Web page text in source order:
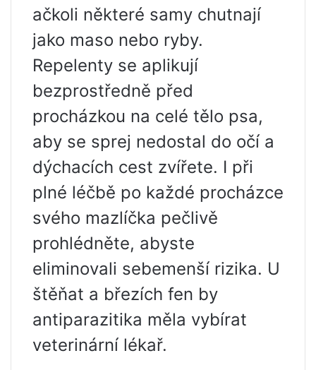
ačkoli některé samy chutnají
jako maso nebo ryby.
Repelenty se aplikují
bezprostředně před
procházkou na celé tělo psa,
aby se sprej nedostal do očí a
dýchacích cest zvířete. I při
plné léčbě po každé procházce
svého mazlíčka pečlivě
prohlédněte, abyste
eliminovali sebemenší rizika. U
štěňat a březích fen by
antiparazitika měla vybírat
veterinární lékař.